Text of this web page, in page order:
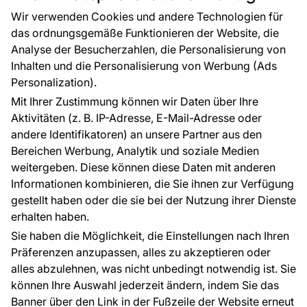
Wir verwenden Cookies und andere Technologien für
das ordnungsgemäße Funktionieren der Website, die
Analyse der Besucherzahlen, die Personalisierung von
Inhalten und die Personalisierung von Werbung (Ads
Personalization).
Mit Ihrer Zustimmung können wir Daten über Ihre
Aktivitäten (z. B. IP-Adresse, E-Mail-Adresse oder
andere Identifikatoren) an unsere Partner aus den
Bereichen Werbung, Analytik und soziale Medien
weitergeben. Diese können diese Daten mit anderen
Informationen kombinieren, die Sie ihnen zur Verfügung
gestellt haben oder die sie bei der Nutzung ihrer Dienste
erhalten haben.
Sie haben die Möglichkeit, die Einstellungen nach Ihren
Präferenzen anzupassen, alles zu akzeptieren oder
alles abzulehnen, was nicht unbedingt notwendig ist. Sie
können Ihre Auswahl jederzeit ändern, indem Sie das
Banner über den Link in der Fußzeile der Website erneut
Großhandel
Raumvisualisierung
Tapetenmuster
FÜR SIE
Blog
EU-Projekte
Ratschläge und Tipps
FAQ
ÜBER DAS UNTERNEHMEN
Kontakt
Haben Sie Fragen? Wir helfen Ihnen gerne weiter
und beraten Sie persönlich.
+49 781 95633072
service@tapeteneshop.de